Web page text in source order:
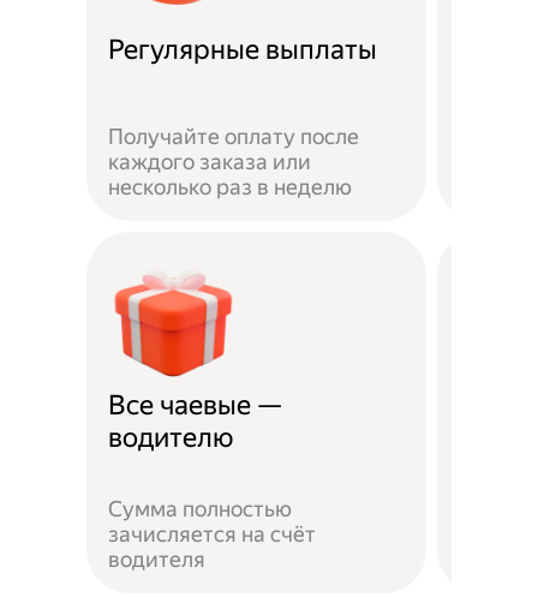
Регулярные выплаты
Получайте оплату после
каждого заказа или
несколько раз в неделю
Все чаевые —
водителю
Сумма полностью
зачисляется на счёт
водителя